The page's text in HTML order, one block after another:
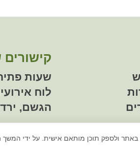
שעות
לוח
הגשם,
באתר ולספק תוכן מותאם אישית. על ידי